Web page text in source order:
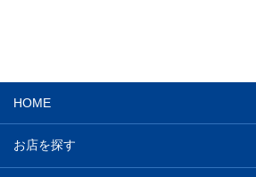
HOME
お店を探す